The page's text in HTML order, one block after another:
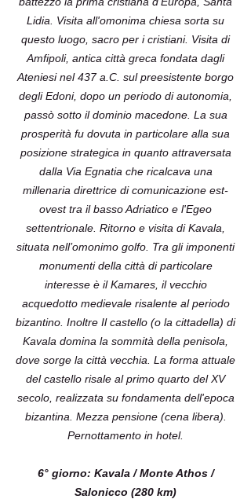
Lidia. Visita all'omonima chiesa sorta su
questo luogo, sacro per i cristiani. Visita di
Amfipoli, antica città greca fondata dagli
Ateniesi nel 437 a.C. sul preesistente borgo
degli Edoni, dopo un periodo di autonomia,
passò sotto il dominio macedone. La sua
prosperità fu dovuta in particolare alla sua
posizione strategica in quanto attraversata
dalla Via Egnatia che ricalcava una
millenaria direttrice di comunicazione est-
ovest tra il basso Adriatico e l'Egeo
settentrionale. Ritorno e visita di Kavala,
situata nell’omonimo golfo. Tra gli imponenti
monumenti della città di particolare
interesse è il Kamares, il vecchio
acquedotto medievale risalente al periodo
bizantino. Inoltre Il castello (o la cittadella) di
Kavala domina la sommità della penisola,
dove sorge la città vecchia. La forma attuale
del castello risale al primo quarto del XV
secolo, realizzata su fondamenta dell'epoca
bizantina. Mezza pensione (cena libera).
Pernottamento in hotel.
6° giorno: Kavala / Monte Athos /
Salonicco (280 km)